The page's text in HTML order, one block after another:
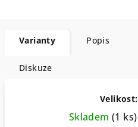
Varianty Popis
Diskuze
Skladem (1 ks)